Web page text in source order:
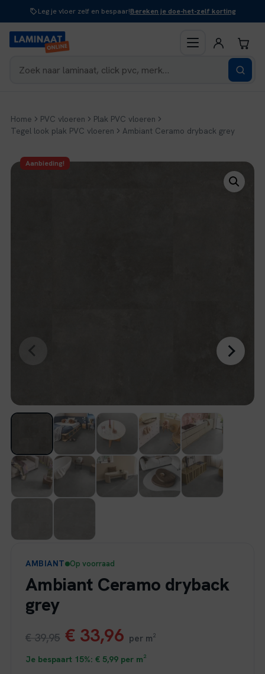
inhoud
Leg je vloer zelf en bespaar!Bereken je doe-het-zelf korting
Home PVC vloeren
Plak PVC vloeren
Tegel look plak PVC vloeren
Ambiant Ceramo dryback grey
Aanbieding!
AMBIANT Op voorraad
Ambiant Ceramo dryback
grey
€39,95 Oorspronkelijke
prijs
€ 33,96 Huidige
prijs
per m²
Je bespaart 15%: € 5,99 per m²